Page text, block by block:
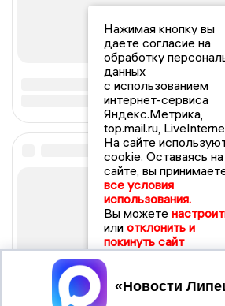
Нажимая кнопку вы
даете согласие на
обработку
данных
с использованием
интернет-сервиса
Яндекс.Метрика,
top.mail.ru,
На сайте
cookie. Оставаясь на
сайте, вы
все условия
использования.
Вы можете
или отклонить и
покинуть сайт
Принять